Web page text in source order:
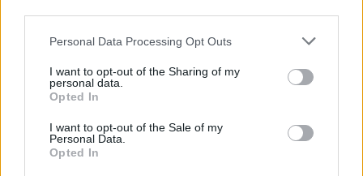
Personal Data Processing Opt Outs
I want to opt-out of the Sharing of my
personal data.
Opted In
I want to opt-out of the Sale of my
Personal Data.
Opted In
INFOCOM
Η SpaceX προβλέπει ρόλο-κλειδί της Starlink στην
παγκόσμια συνδεσιμότητα
Η Open Secure AI Alliance θέτει το SAFE σε δημόσια
διαβούλευση